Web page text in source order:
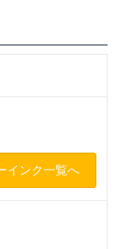
インク一覧へ